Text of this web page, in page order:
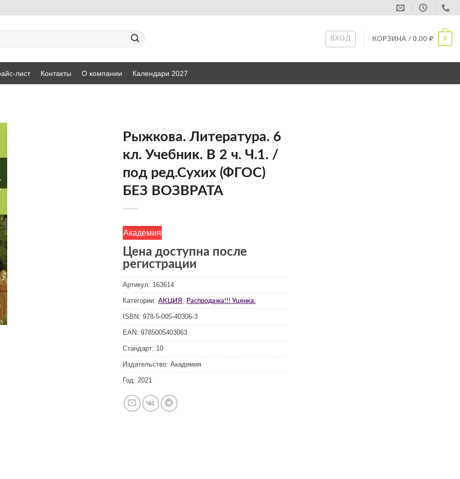
ВХОД КОРЗИНА /0,00 ₽ 0
лист Контакты О компании Календари 2027
Рыжкова. Литература. 6
кл. Учебник. В 2 ч. Ч.1. /
под ред.Сухих (ФГОС)
БЕЗ ВОЗВРАТА
Академия
Цена доступна после
регистрации
Артикул: 163614
Категории: АКЦИЯ , Распродажа!!! Уценка.
ISBN: 978-5-005-40306-3
EAN: 9785005403063
Стандарт: 10
Издательство: Академия
Год: 2021